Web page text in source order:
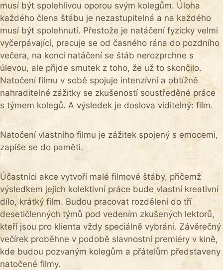
musí být spolehlivou oporou svým kolegům. Úloha
každého člena štábu je nezastupitelná a na každého
musí být spolehnutí. Přestože je natáčení fyzicky velmi
vyčerpávající, pracuje se od časného rána do pozdního
večera, na konci natáčení se štáb nerozprchne s
úlevou, ale přijde smutek z toho, že už to skončilo.
Natočení filmu v sobě spojuje intenzívní a obtížně
nahraditelné zážitky se zkušeností soustředěné práce
s týmem kolegů. A výsledek je doslova viditelný: film.
Natočení vlastního filmu je zážitek spojený s emocemi,
zapíše se do paměti.
Účastníci akce vytvoří malé filmové štáby, přičemž
výsledkem jejich kolektivní práce bude vlastní kreativní
dílo, krátký film. Budou pracovat rozdělení do tří
desetičlenných týmů pod vedením zkušených lektorů,
kteří jsou pro klienta vždy speciálně vybráni. Závěrečný
večírek proběhne v podobě slavnostní premiéry v kině,
kde budou pozvaným kolegům a přátelům představeny
natočené filmy.